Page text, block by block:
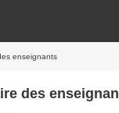
enseignants
des